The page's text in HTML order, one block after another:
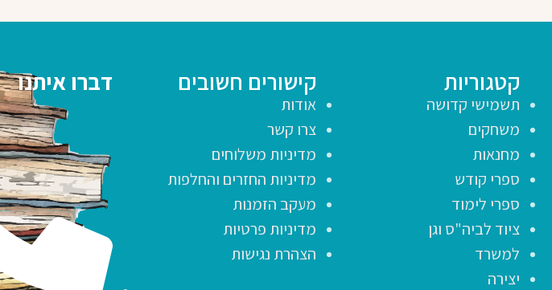
קטגוריות
תשמישי קדושה
משחקים
מחנאות
ספרי קודש
ספרי לימוד
ציוד לביה"ס וגן
למשרד
יצירה
קישורים חשובים
אודות
צרו קשר
מדיניות משלוחים
מדיניות החזרים והחלפות
מעקב הזמנות
מדיניות פרטיות
הצהרת נגישות
דברו איתנו